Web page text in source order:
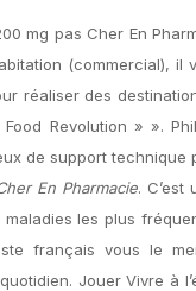
mg pas Cher En
(commercial), il
réaliser des
Revolution » ».
de support technique
En Pharmacie.
les plus
français vous le
Jouer Vivre à